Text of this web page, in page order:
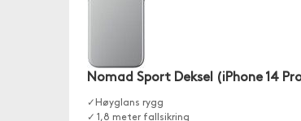
Nomad Sport Deksel (iPhone 14
✓Høyglans rygg
✓ 1,8 meter fallsikring